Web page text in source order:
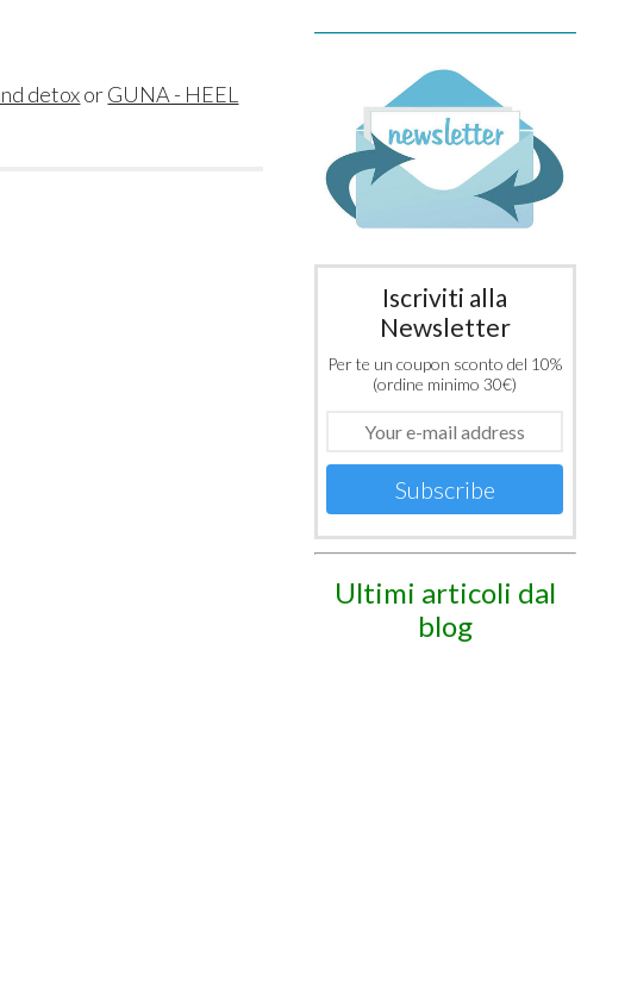
detoxorGUNA - HEEL
Iscriviti alla
Newsletter
Per te un coupon sconto del 10%
(ordine minimo 30€)
Subscribe
Ultimi articoli dal
blog